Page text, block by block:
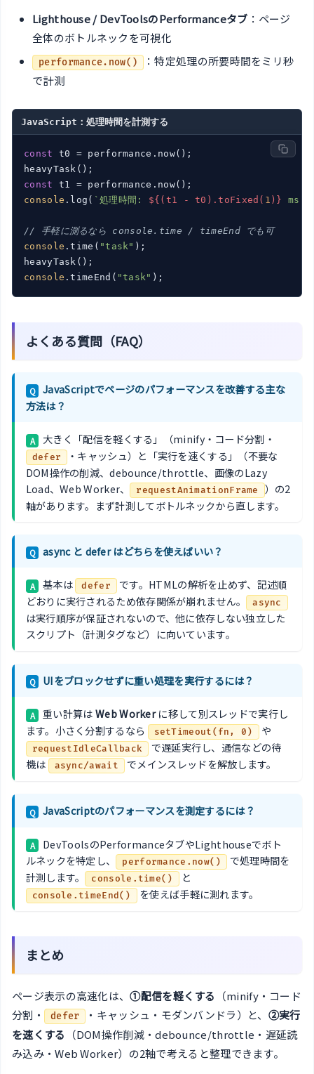
Lighthouse / DevToolsのPerformanceタブ ：ページ
全体のボトルネックを可視化
performance.now()
：特定処理の所要時間をミリ秒
で計測
JavaScript：処理時間を計測する
const t0 = performance.now();
const
console .log( `処理時間: ${(t1 - t0).toFixed( 1 )} ms`
// 手軽に測るなら console.time / timeEnd でも可
console .time( "task" );
console .timeEnd( "task" );
よくある質問（FAQ）
Q
JavaScriptでページのパフォーマンスを改善する主な
方法は？
A 大きく「配信を軽くする」（minify・コード分割・
defer
・キャッシュ）と「実行を速くする」（不要な
DOM操作の削減、debounce/throttle、画像のLazy
Load、Web Worker、 requestAnimationFrame
）の2
軸があります。まず計測してボトルネックから直します。
Q async と defer はどちらを使えばいい？
A 基本は defer
です。HTMLの解析を止めず、記述順
どおりに実行されるため依存関係が崩れません。 async
は実行順序が保証されないので、他に依存しない独立した
スクリプト（計測タグなど）に向いています。
Q UIをブロックせずに重い処理を実行するには？
A 重い計算はWeb Workerに移して別スレッドで実行し
ます。小さく分割するなら
setTimeout(fn, 0) や
requestIdleCallback
で遅延実行し、通信などの待
機は
async/await でメインスレッドを解放します。
Q JavaScriptのパフォーマンスを測定するには？
A
DevToolsのPerformanceタブやLighthouseでボト
ルネックを特定し、
performance.now()
で処理時間を
計測します。 console.time() と
console.timeEnd() を使えば手軽に測れます。
まとめ
ページ表示の高速化は、①配信を軽くする
（minify・コード
分割・
defer ・キャッシュ・モダンバンドラ）と、 ②実行
を速くする
（DOM操作削減・debounce/throttle・遅延読
み込み・Web Worker）の2軸で考えると整理できます。